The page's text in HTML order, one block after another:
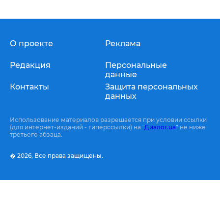
О проекте
Редакция
Контакты
Реклама
Персональные
данные
Защита персональных
данных
Использование материалов разрешается при условии ссылки
(для интернет-изданий - гиперссылки) на "Диалог.ua" не ниже
третьего абзаца.
� 2026, Все права защищены.